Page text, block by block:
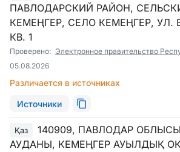
ПАВЛОДАРСКИЙ РАЙОН,
КЕМЕҢГЕР, СЕЛО КЕМЕҢГЕР, УЛ.
КВ. 1
Проверено: Электронное правительство
05.08.2026
Различается в источниках
Источники
Қаз
140909, ПАВЛОДАР
АУДАНЫ, КЕМЕҢГЕР АУЫЛДЫҚ